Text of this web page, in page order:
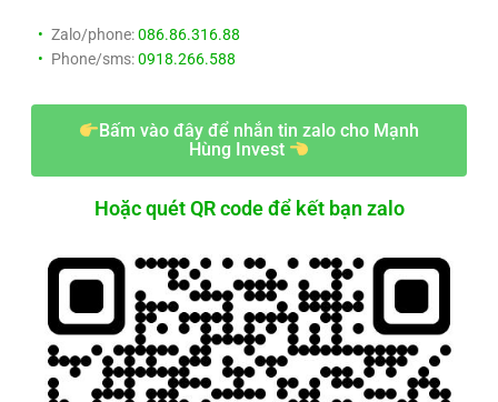
Zalo/phone:086.86.316.88
Phone/sms:0918.266.588
Bấm vào đây để nhắn tin zalo cho Mạnh
Hùng Invest
Hoặc quét QR code để kết bạn zalo